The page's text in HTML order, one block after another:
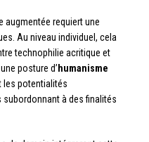
augmentée requiert une
Au niveau individuel, cela
technophilie acritique et
posture d’humanisme
les potentialités
à des finalités